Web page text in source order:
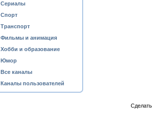
Сериалы
Спорт
Транспорт
Фильмы и анимация
Хобби и образование
Юмор
Все каналы
Каналы пользователей